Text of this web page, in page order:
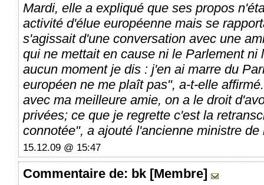
Mardi, elle a expliqué que ses propos
activité d'élue européenne mais se
s'agissait d'une conversation avec une
qui ne mettait en cause ni le Parlement ni
aucun moment je dis : j'en ai marre du
européen ne me plaît pas", a-t-elle
avec ma meilleure amie, on a le droit
privées; ce que je regrette c'est la
connotée", a ajouté l'ancienne ministre de
15.12.09 @ 15:47
Commentaire de: bk [Membre]